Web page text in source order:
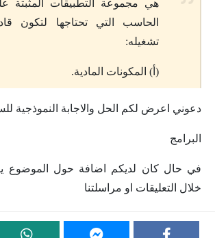
هي مجموعة التطبيقات المثبتة
الحاسب التي تحتاجها لتكون
تشغيله:
(أ) المكونات المادية.
دعوني اعرض لكم الحل والاجابة النموذجية
البرامج
في حال كان لديكم اضافة حول الموضوع
خلال التعليقات او مراسلتنا